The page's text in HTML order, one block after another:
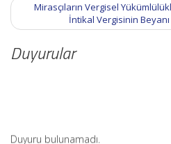
Mirasçıların Vergisel
İntikal Vergisinin
Duyurular
Duyuru bulunamadı.